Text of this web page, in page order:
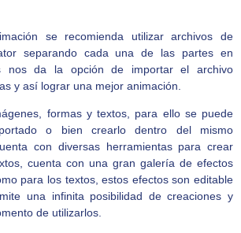
se recomienda utilizar archivos de
separando cada una de las partes en
nos da la opción de importar el archivo
y así lograr una mejor animación.
formas y textos, para ello se puede
o bien crearlo dentro del mismo
con diversas herramientas para crear
cuenta con una gran galería de efectos
para los textos, estos efectos son editable
una infinita posibilidad de creaciones y
de utilizarlos.